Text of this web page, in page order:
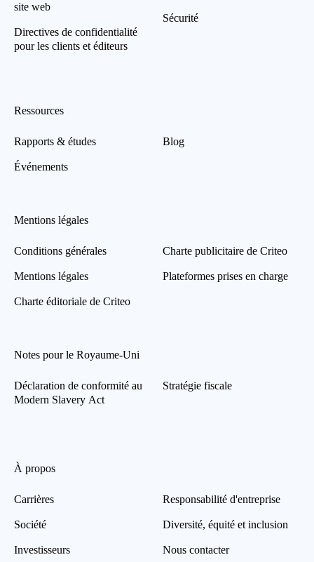
site web
Directives de confidentialité
pour les clients et éditeurs
Sécurité
Ressources
Rapports & études
Événements
Blog
Mentions légales
Conditions générales
Mentions légales
Charte éditoriale de Criteo
Charte publicitaire de Criteo
Plateformes prises en charge
Notes pour le Royaume-Uni
Déclaration de conformité au
Modern Slavery Act
Stratégie fiscale
À propos
Carrières
Société
Investisseurs
Responsabilité d'entreprise
Diversité, équité et inclusion
Nous contacter